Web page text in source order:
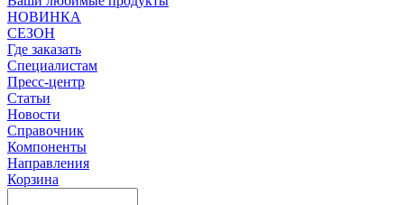
НОВИНКА
СЕЗОН
Где заказать
Специалистам
Пресс-центр
Статьи
Новости
Справочник
Компоненты
Направления
Корзина